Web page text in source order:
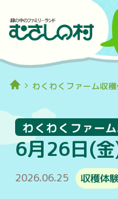
わくわくファーム収
6月26日(
わくわくファー
2026.06.25 収穫体